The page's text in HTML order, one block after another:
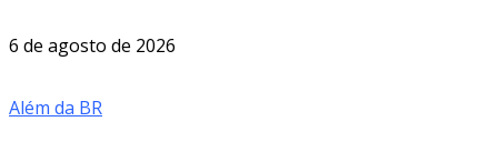
6 de agosto de 2026
Além da BR